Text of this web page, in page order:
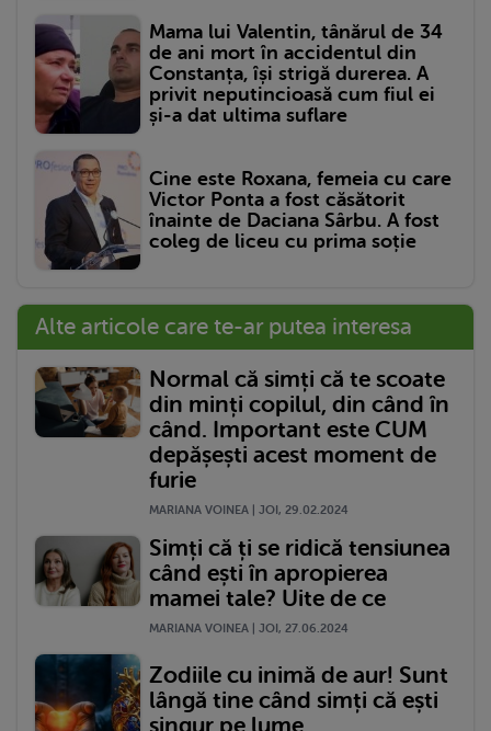
Mama lui Valentin, tânărul de 34
de ani mort în accidentul din
Constanța, își strigă durerea. A
privit neputincioasă cum fiul ei
și-a dat ultima suflare
Cine este Roxana, femeia cu care
Victor Ponta a fost căsătorit
înainte de Daciana Sârbu. A fost
coleg de liceu cu prima soție
Alte articole care te-ar putea interesa
Normal că simți că te scoate
din minți copilul, din când în
când. Important este CUM
depășești acest moment de
furie
MARIANA VOINEA | JOI, 29.02.2024
Simți că ți se ridică tensiunea
când ești în apropierea
mamei tale? Uite de ce
MARIANA VOINEA | JOI, 27.06.2024
Zodiile cu inimă de aur! Sunt
lângă tine când simți că ești
singur pe lume